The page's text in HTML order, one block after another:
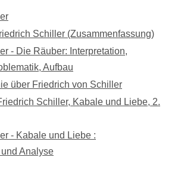
Schiller (Zusammenfassung)
- Die Räuber: Interpretation,
Aufbau
über Friedrich von Schiller
Schiller, Kabale und Liebe, 2.
- Kabale und Liebe :
Analyse